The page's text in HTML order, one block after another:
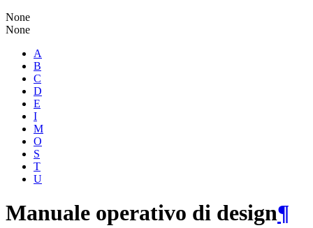
None
None
A
B
C
D
E
I
M
O
S
T
U
Manuale operativo di design¶